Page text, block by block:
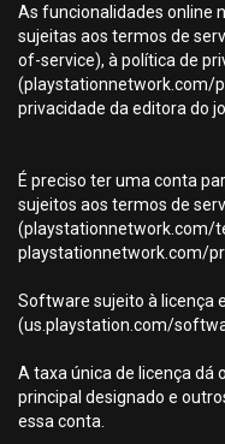
As funcionalidades online
sujeitas aos termos de
of-service), à política de
(playstationnetwork.com/
privacidade da editora do
É preciso ter uma conta
sujeitos aos termos de
(playstationnetwork.com/
playstationnetwork.com/
Software sujeito à licença
(us.playstation.com/
A taxa única de licença dá
principal designado e
essa conta.